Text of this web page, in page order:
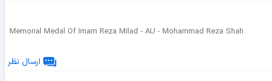
Memorial Medal Of Imam Reza Milad - AU - Mohammad Reza Shah
ارسال نظر